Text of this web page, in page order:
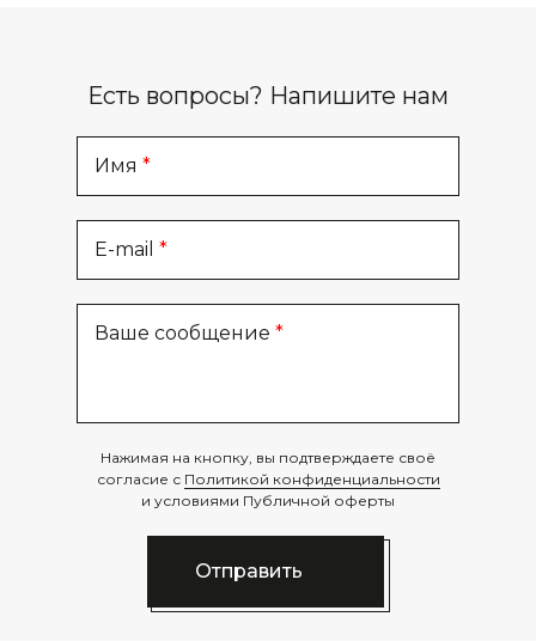
Есть вопросы? Напишите нам
Имя
E-mail
Ваше сообщение
Нажимая на кнопку, вы подтверждаете своё
согласие с Политикой конфиденциальности
и условиями Публичной оферты
Отправить